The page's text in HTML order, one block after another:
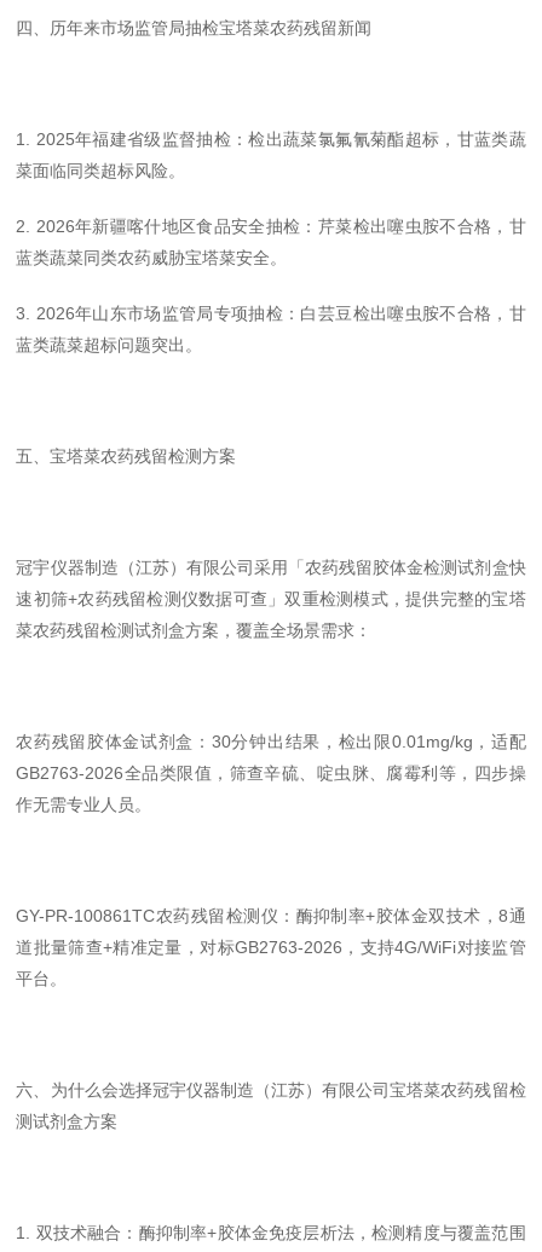
四、历年来市场监管局抽检宝塔菜农药残留新闻
1. 2025年福建省级监督抽检：检出蔬菜氯氟氰菊酯超标，甘蓝类蔬
菜面临同类超标风险。
2. 2026年新疆喀什地区食品安全抽检：芹菜检出噻虫胺不合格，甘
蓝类蔬菜同类农药威胁宝塔菜安全。
3. 2026年山东市场监管局专项抽检：白芸豆检出噻虫胺不合格，甘
蓝类蔬菜超标问题突出。
五、宝塔菜农药残留检测方案
冠宇仪器制造（江苏）有限公司采用「农药残留胶体金检测试剂盒快
速初筛+农药残留检测仪数据可查」双重检测模式，提供完整的宝塔
菜农药残留检测试剂盒方案，覆盖全场景需求：
农药残留胶体金试剂盒： 30分钟出结果，检出限0.01mg/kg，适配
GB2763-2026全品类限值，筛查辛硫、啶虫脒、腐霉利等，四步操
作无需专业人员。
GY-PR-100861TC农药残留检测仪：酶抑制率+胶体金双技术，8通
道批量筛查+精准定量，对标GB2763-2026，支持4G/WiFi对接监管
平台。
六、为什么会选择冠宇仪器制造（江苏）有限公司宝塔菜农药残留检
测试剂盒方案
1. 双技术融合：酶抑制率+胶体金免疫层析法，检测精度与覆盖范围